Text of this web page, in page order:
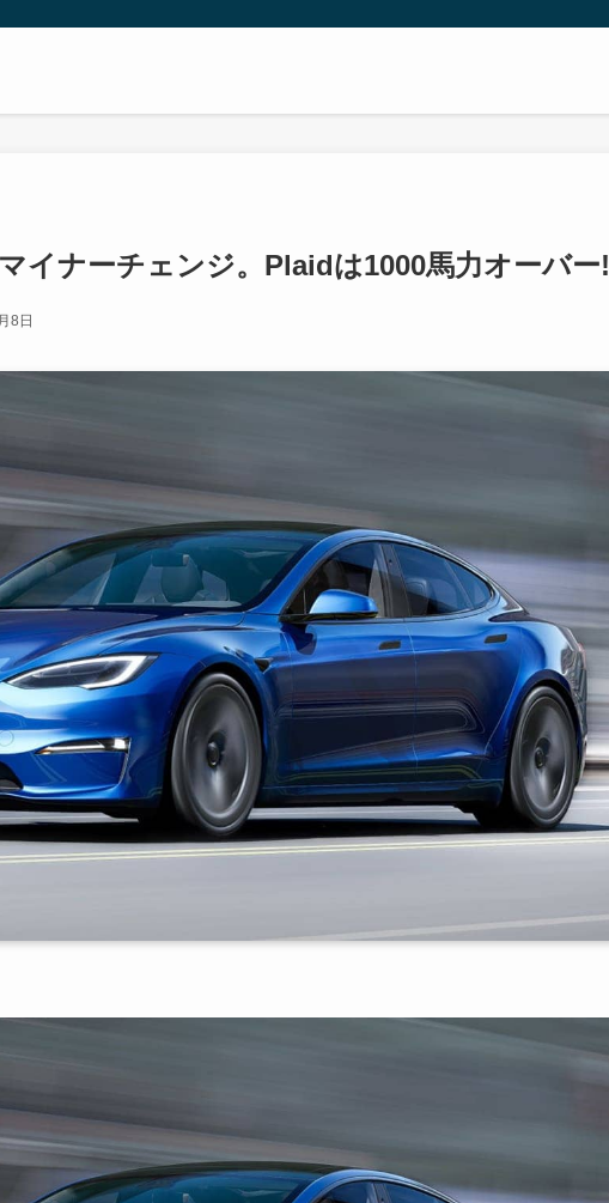
イナーチェンジ。Plaidは1000馬力オーバー!
8日